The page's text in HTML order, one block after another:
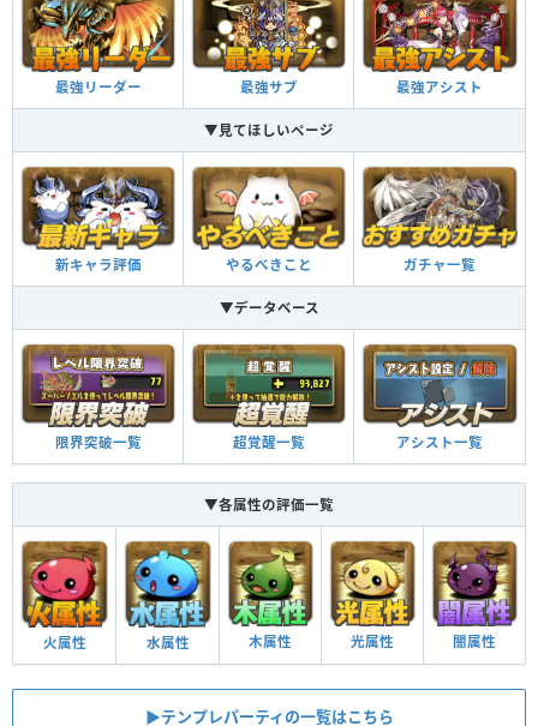
最強リーダー 最強サブ 最強アシスト
▼見てほしいページ
新キャラ評価 やるべきこと ガチャ一覧
▼データベース
限界突破一覧 超覚醒一覧 アシスト一覧
▼各属性の評価一覧
火属性 水属性 木属性 光属性 闇属性
▶︎テンプレパーティの一覧はこちら